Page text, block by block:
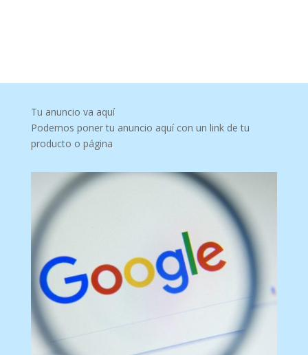
Tu anuncio va aquí
Podemos poner tu anuncio aquí con un link de tu
producto o página